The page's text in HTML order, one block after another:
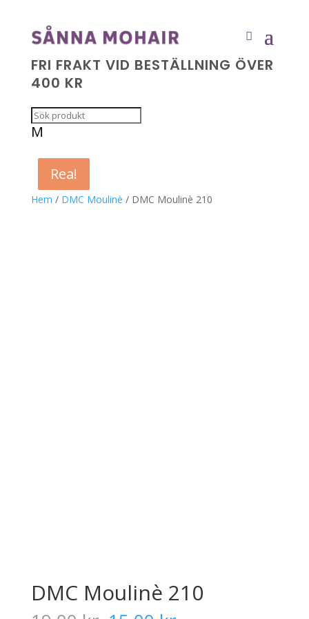
FRI FRAKT VID BESTÄLLNING ÖVER
400 KR
M
Hem / DMC Moulinè / DMC Moulinè 210
Rea!
DMC Moulinè 210
Rea!
Rea!
Rea!